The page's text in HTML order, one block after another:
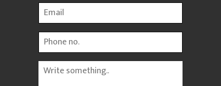
Email
Phone
Message